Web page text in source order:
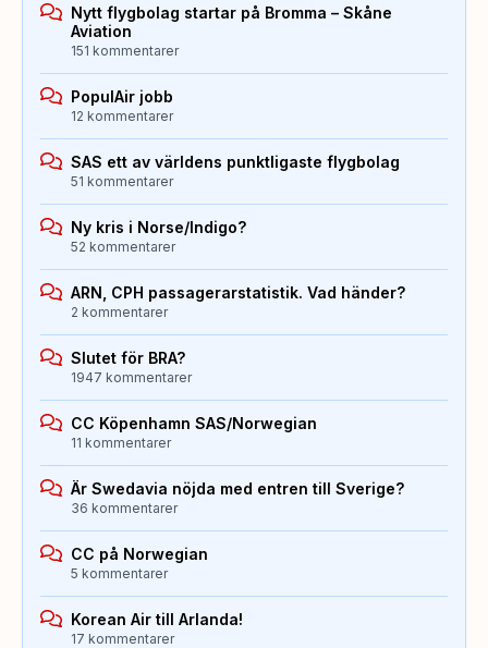
Nytt flygbolag startar på Bromma – Skåne
Aviation
151 kommentarer
PopulAir jobb
12 kommentarer
SAS ett av världens punktligaste flygbolag
51 kommentarer
Ny kris i Norse/Indigo?
52 kommentarer
ARN, CPH passagerarstatistik. Vad händer?
2 kommentarer
Slutet för BRA?
1947 kommentarer
CC Köpenhamn SAS/Norwegian
11 kommentarer
Är Swedavia nöjda med entren till Sverige?
36 kommentarer
CC på Norwegian
5 kommentarer
Korean Air till Arlanda!
17 kommentarer